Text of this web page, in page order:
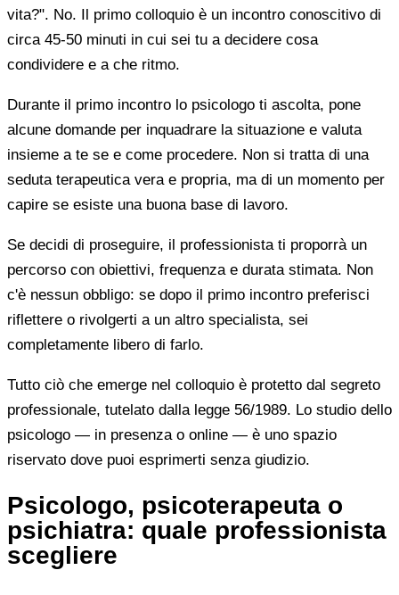
vita?". No. Il primo colloquio è un incontro conoscitivo di
circa 45-50 minuti in cui sei tu a decidere cosa
condividere e a che ritmo.
Durante il primo incontro lo psicologo ti ascolta, pone
alcune domande per inquadrare la situazione e valuta
insieme a te se e come procedere. Non si tratta di una
seduta terapeutica vera e propria, ma di un momento per
capire se esiste una buona base di lavoro.
Se decidi di proseguire, il professionista ti proporrà un
percorso con obiettivi, frequenza e durata stimata. Non
c'è nessun obbligo: se dopo il primo incontro preferisci
riflettere o rivolgerti a un altro specialista, sei
completamente libero di farlo.
Tutto ciò che emerge nel colloquio è protetto dal segreto
professionale, tutelato dalla legge 56/1989. Lo studio dello
psicologo — in presenza o online — è uno spazio
riservato dove puoi esprimerti senza giudizio.
Psicologo, psicoterapeuta o
psichiatra: quale professionista
scegliere